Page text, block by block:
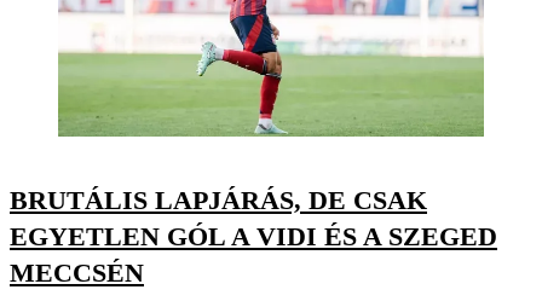
BRUTÁLIS LAPJÁRÁS, DE CSAK
EGYETLEN GÓL A VIDI ÉS A SZEGED
MECCSÉN